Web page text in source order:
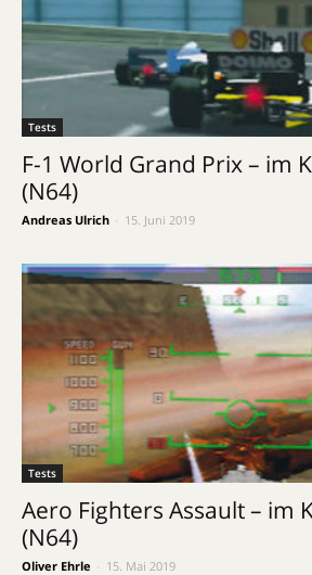
Tests
F-1 World Grand Prix – im
(N64)
Andreas Ulrich 15. Juni 2019
Tests
Aero Fighters Assault – im
(N64)
Oliver Ehrle 15. Mai 2019